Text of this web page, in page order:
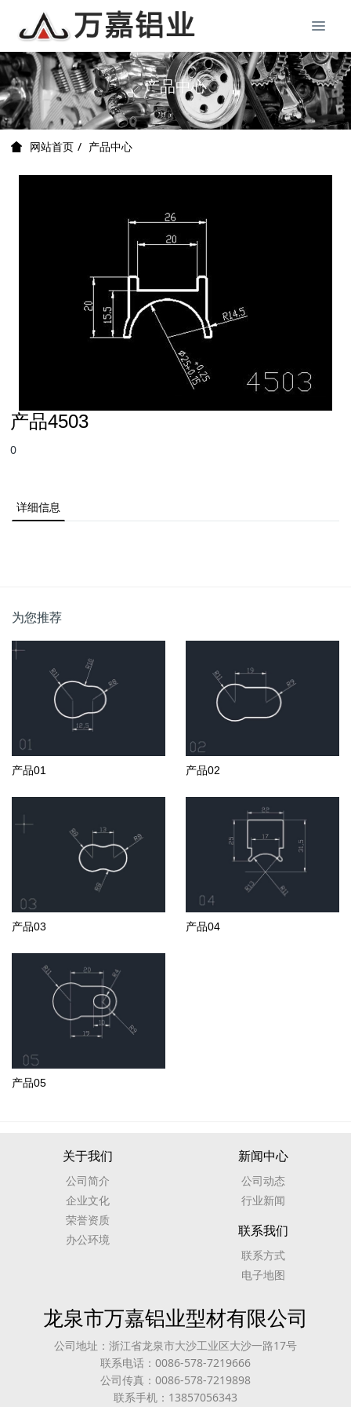
产品中心
网站首页 产品中心
产品4503
0
详细信息
为您推荐
产品01 产品02
产品03 产品04
产品05
关于我们
公司简介
企业文化
荣誉资质
办公环境
新闻中心
公司动态
行业新闻
联系我们
联系方式
电子地图
龙泉市万嘉铝业型材有限公司
公司地址：浙江省龙泉市大沙工业区大沙一路17号
联系电话：0086-578-7219666
公司传真：0086-578-7219898
联系手机：13857056343